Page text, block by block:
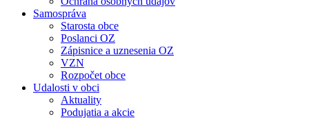
Samospráva
Starosta obce
Poslanci OZ
Zápisnice a uznesenia OZ
VZN
Rozpočet obce
Udalosti v obci
Aktuality
Podujatia a akcie